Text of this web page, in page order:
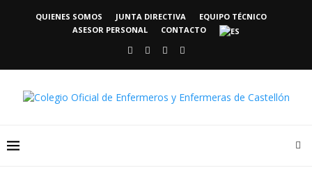
QUIENES SOMOS JUNTA DIRECTIVA
EQUIPO TÉCNICO
ASESOR PERSONAL
CONTACTO